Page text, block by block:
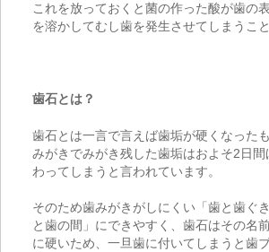
これを放っておくと菌の作った酸が歯の
を溶かしてむし歯を発生させてしまうこ
歯石とは？
歯石とは一言で言えば歯垢が硬くなった
みがきでみがき残した歯垢はおよそ2日
わってしまうと言われています。
そのため歯みがきがしにくい「歯と歯ぐ
と歯の間」にできやすく、歯石はその名
に硬いため、一旦歯に付いてしまうと歯